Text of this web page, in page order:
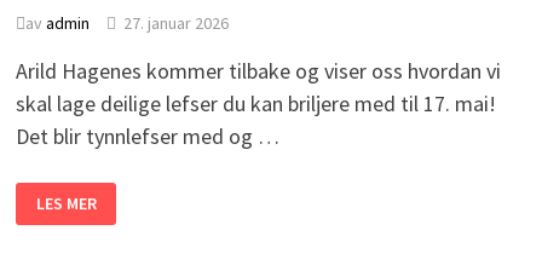
av admin 27. januar 2026
Arild Hagenes kommer tilbake og viser oss hvordan vi
skal lage deilige lefser du kan briljere med til 17. mai!
Det blir tynnlefser med og …
LØRDAG
28.
LES MER